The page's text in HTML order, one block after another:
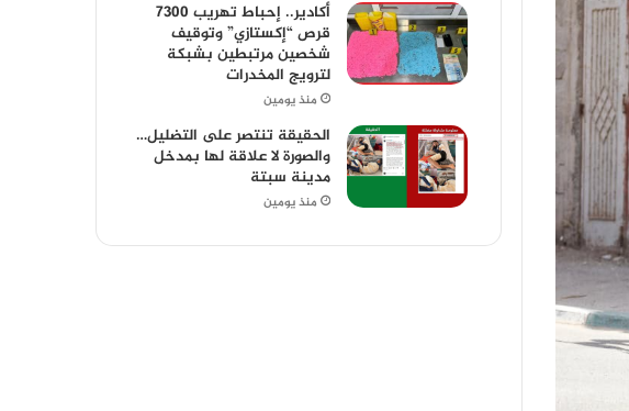
أكادير.. إحباط تهريب 7300
قرص “إكستازي” وتوقيف
شخصين مرتبطين بشبكة
لترويج المخدرات
منذ يومين
الحقيقة تنتصر على التضليل…
والصورة لا علاقة لها بمدخل
مدينة سبتة
منذ يومين